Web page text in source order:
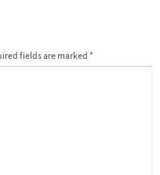
fields are marked *